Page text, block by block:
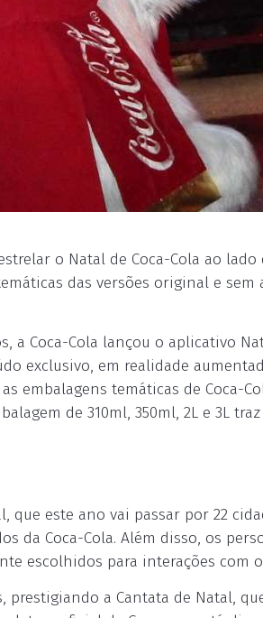
o Natal de Coca-Cola ao lado
das versões original e sem
a Coca-Cola lançou o aplicativo
exclusivo, em realidade
embalagens temáticas de Coca-
de 310ml, 350ml, 2L e 3L
que este ano vai passar por 22
da Coca-Cola. Além disso, os
escolhidos para interações com
prestigiando a Cantata de Natal,